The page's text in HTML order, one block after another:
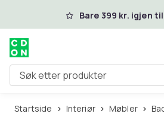
Hopp til hovedinnhold
Bare 399 kr. igjen
Søk etter produkter
Startside Interiør Møbler